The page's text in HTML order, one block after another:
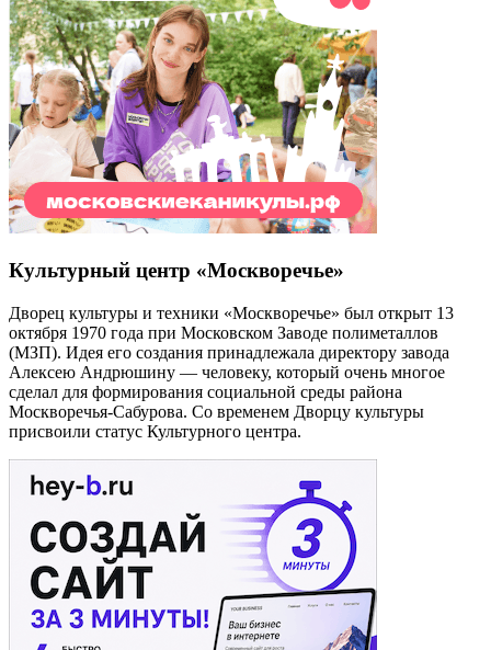
Культурный центр «Москворечье»
Дворец культуры и техники «Москворечье» был открыт 13
октября 1970 года при Московском Заводе полиметаллов
(МЗП). Идея его создания принадлежала директору завода
Алексею Андрюшину — человеку, который очень многое
сделал для формирования социальной среды района
Москворечья-Сабурова. Со временем Дворцу культуры
присвоили статус Культурного центра.